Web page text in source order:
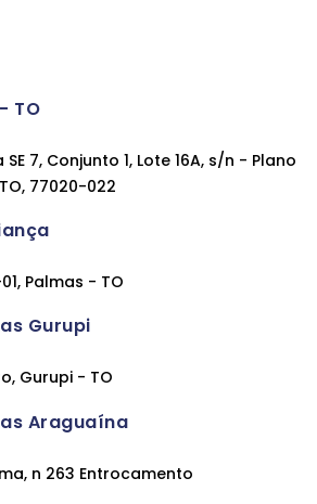
TO
SE 7, Conjunto 1, Lote 16A, s/n - Plano
77020-022
Palmas - TO
Gurupi
Gurupi - TO
Araguaína
n 263 Entrocamento